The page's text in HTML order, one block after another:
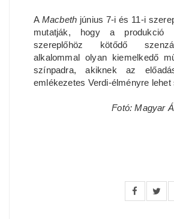
A Macbeth június 7-i és 11-i
mutatják, hogy a produkció
szereplőhöz kötődő
alkalommal olyan kiemelkedő
színpadra, akiknek az
emlékezetes Verdi-élményre lehet
Fotó: Magyar